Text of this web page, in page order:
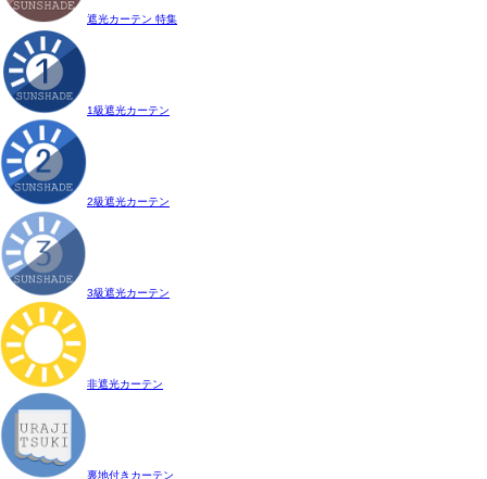
遮光カーテン 特集
1級遮光カーテン
2級遮光カーテン
3級遮光カーテン
非遮光カーテン
裏地付きカーテン